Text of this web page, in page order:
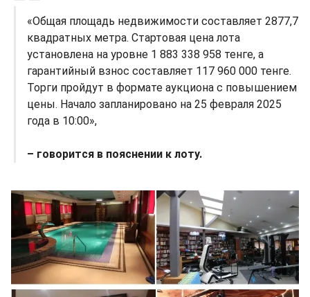
«Общая площадь недвижимости составляет 2877,7
квадратных метра. Стартовая цена лота
установлена на уровне 1 883 338 958 тенге, а
гарантийный взнос составляет 117 960 000 тенге.
Торги пройдут в формате аукциона с повышением
цены. Начало запланировано на 25 февраля 2025
года в 10:00»,
– говорится в пояснении к лоту.